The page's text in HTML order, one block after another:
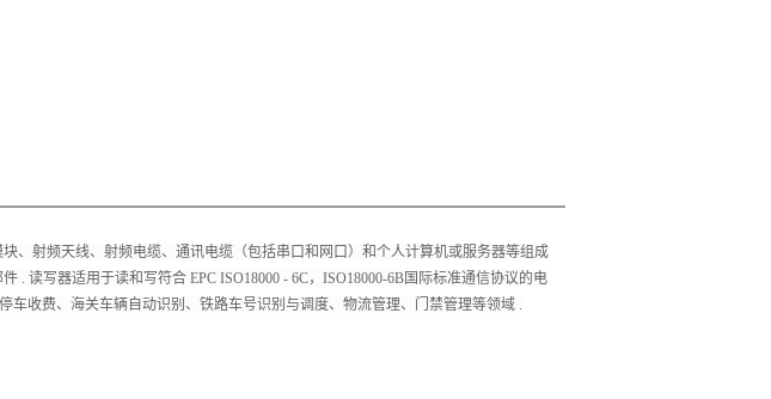
、射频天线、射频电缆、通讯电缆（包括串口和网口）和个人计算机或服务器等组成
. 读写器适用于读和写符合 EPC ISO18000 - 6C，ISO18000-6B国际标准通信协议的电
收费、海关车辆自动识别、铁路车号识别与调度、物流管理、门禁管理等领域 .